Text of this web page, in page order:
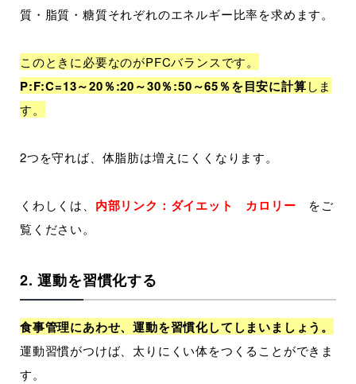
質・脂質・糖質それぞれのエネルギー比率を求めます。
このときに必要なのがPFCバランスです。
P:F:C=13～20％:20～30％:50～65％を目安に計算しま
す。
2つを守れば、体脂肪は増えにくくなります。
くわしくは、 内部リンク：ダイエット カロリー をご
覧ください。
2. 運動を習慣化する
食事管理にあわせ、運動を習慣化してしまいましょう。
運動習慣がつけば、太りにくい体をつくることができま
す。